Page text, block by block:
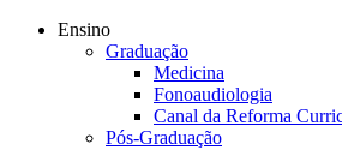
Ensino
Graduação
Medicina
Fonoaudiologia
Canal da Reforma
Pós-Graduação